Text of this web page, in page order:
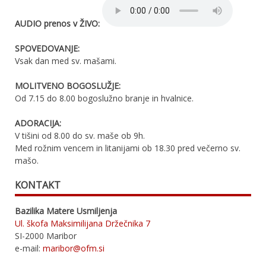
AUDIO prenos v ŽIVO:
SPOVEDOVANJE:
Vsak dan med sv. mašami.
MOLITVENO BOGOSLUŽJE:
Od 7.15 do 8.00 bogoslužno branje in hvalnice.
ADORACIJA:
V tišini od 8.00 do sv. maše ob 9h.
Med rožnim vencem in litanijami ob 18.30 pred večerno sv.
mašo.
KONTAKT
Bazilika Matere Usmiljenja
Ul. škofa Maksimilijana Držečnika 7
SI-2000 Maribor
e-mail: maribor@ofm.si